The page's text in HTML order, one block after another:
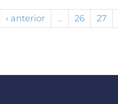
‹ anterior … 26 27